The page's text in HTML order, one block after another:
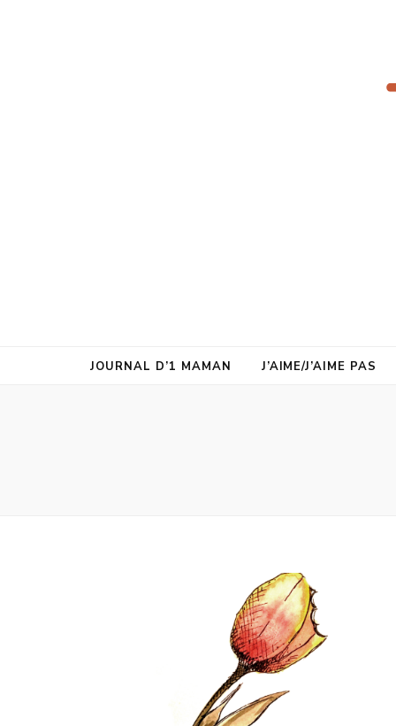
JOURNAL D’1 MAMAN J’AIME/J’AIME PAS